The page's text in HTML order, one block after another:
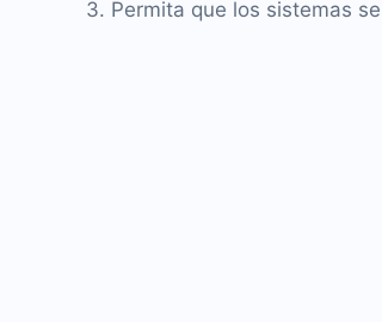
3. Permita que los sistemas